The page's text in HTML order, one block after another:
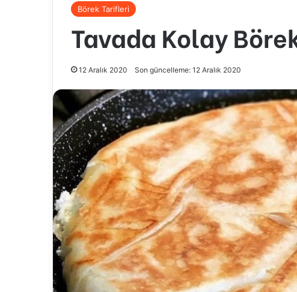
Börek Tarifleri
Tavada Kolay
12 Aralık 2020 Son güncelleme: 12 Aralık 2020